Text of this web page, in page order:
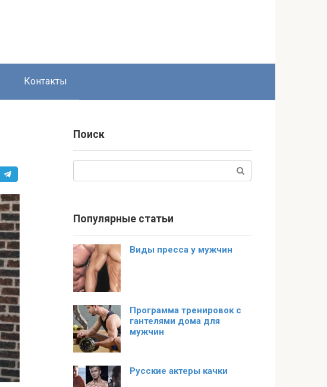
Контакты
Поиск
Популярные статьи
Виды пресса у мужчин
Программа тренировок с
гантелями дома для
мужчин
Русские актеры качки